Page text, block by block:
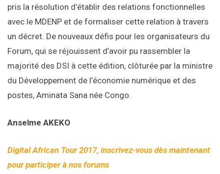
pris la résolution d’établir des relations fonctionnelles
avec le MDENP et de formaliser cette relation à travers
un décret. De nouveaux défis pour les organisateurs du
Forum, qui se réjouissent d’avoir pu rassembler la
majorité des DSI à cette édition, clôturée par la ministre
du Développement de l’économie numérique et des
postes, Aminata Sana née Congo.
Anselme AKEKO
Digital African Tour 2017, inscrivez-vous dès maintenant
pour participer à nos forums